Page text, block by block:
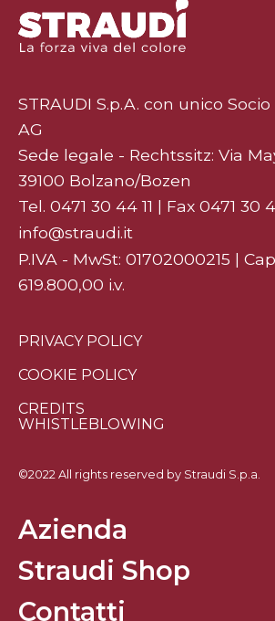
STRAUDI S.p.A. con unico
AG
Sede legale - Rechtssitz: Via
39100 Bolzano/Bozen
Tel. 0471 30 44 11 | Fax 0471 30
info@straudi.it
P.IVA - MwSt: 01702000215 |
619.800,00 i.v.
PRIVACY POLICY
COOKIE POLICY
CREDITS
WHISTLEBLOWING
©2022 All rights reserved by Straudi S.p.a.
Azienda
Straudi Shop
Contatti